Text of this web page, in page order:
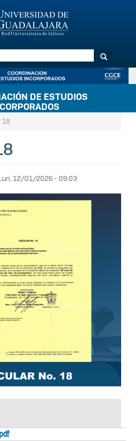
Buscar
DE ESTUDIOS
18
12/01/2026 - 09:03